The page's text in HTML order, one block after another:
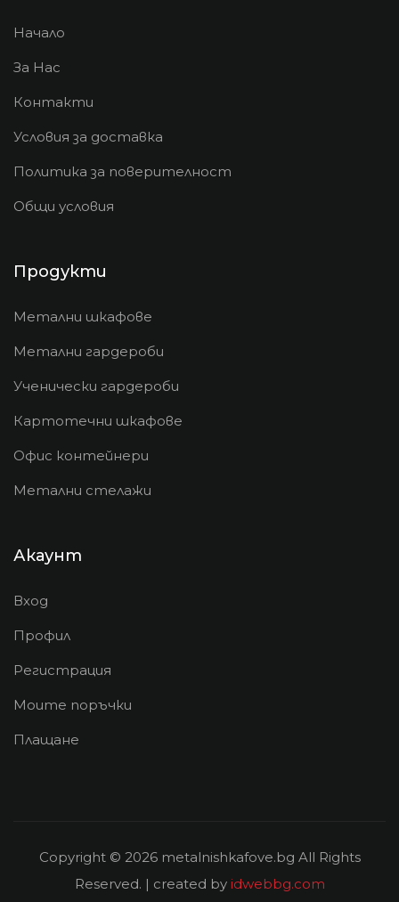
Начало
За Нас
Контакти
Условия за доставка
Политика за поверителност
Общи условия
Продукти
Метални шкафове
Метални гардероби
Ученически гардероби
Картотечни шкафове
Офис контейнери
Метални стелажи
Акаунт
Вход
Профил
Регистрация
Моите поръчки
Плащане
Copyright © 2026 metalnishkafove.bg All Rights
Reserved. | created by idwebbg.com